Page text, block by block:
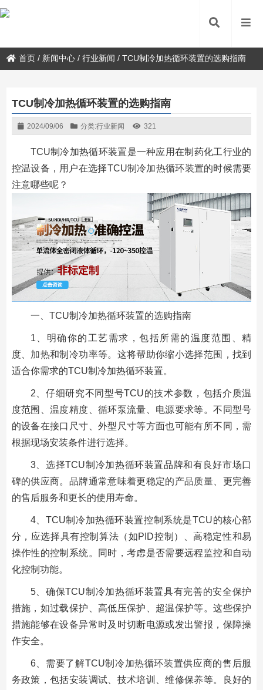
首页 / 新闻中心 /行业新闻 /TCU制冷加热循环装置的选购指南
TCU制冷加热循环装置的选购指南
2024/09/06 分类:行业新闻 321
TCU制冷加热循环装置是一种应用在制药化工行业的
控温设备，用户在选择TCU制冷加热循环装置的时候需要
注意哪些呢？
一、TCU制冷加热循环装置的选购指南
1、明确你的工艺需求，包括所需的温度范围、精
度、加热和制冷功率等。这将帮助你缩小选择范围，找到
适合你需求的TCU制冷加热循环装置。
2、仔细研究不同型号TCU的技术参数，包括介质温
度范围、温度精度、循环泵流量、电源要求等。不同型号
的设备在接口尺寸、外型尺寸等方面也可能有所不同，需
根据现场安装条件进行选择。
3、选择TCU制冷加热循环装置品牌和有良好市场口
碑的供应商。品牌通常意味着更稳定的产品质量、更完善
的售后服务和更长的使用寿命。
4、TCU制冷加热循环装置控制系统是TCU的核心部
分，应选择具有控制算法（如PID控制）、高稳定性和易
操作性的控制系统。同时，考虑是否需要远程监控和自动
化控制功能。
5、确保TCU制冷加热循环装置具有完善的安全保护
措施，如过载保护、高低压保护、超温保护等。这些保护
措施能够在设备异常时及时切断电源或发出警报，保障操
作安全。
6、需要了解TCU制冷加热循环装置供应商的售后服
务政策，包括安装调试、技术培训、维修保养等。良好的